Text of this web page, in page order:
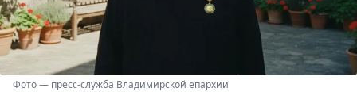
Фото — пресс-служба Владимирской епархии